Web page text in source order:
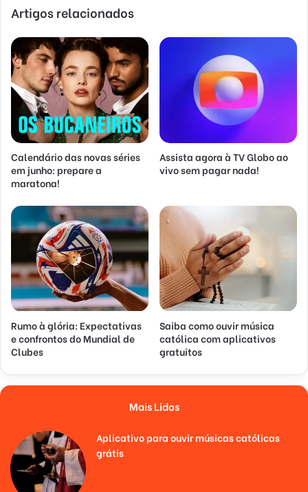
Artigos relacionados
Calendário das novas séries
em junho: prepare a
maratona!
Assista agora à TV Globo ao
vivo sem pagar nada!
Rumo à glória: Expectativas
e confrontos do Mundial de
Clubes
Saiba como ouvir música
católica com aplicativos
gratuitos
Mais Lidos
Aplicativo para ouvir músicas católicas
grátis